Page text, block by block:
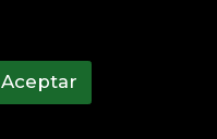
Aceptar